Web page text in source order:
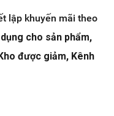
lập khuyến mãi theo
cho sản phẩm,
được giảm, Kênh